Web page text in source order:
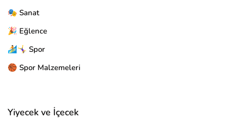
🎭 Sanat
🎉 Eğlence
🏄🤸‍♀️ Spor
🏀 Spor Malzemeleri
Yiyecek ve İçecek